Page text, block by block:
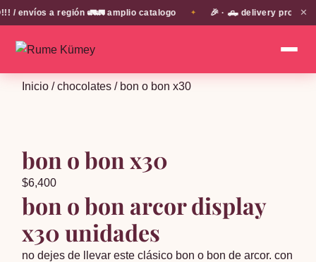
/ envíos a región 🚛🚛 amplio catalogo 🎉 · 🛻 delivery propio en
✕
Inicio /chocolates / bon o bon x30
bon o bon x30
$6,400
bon o bon arcor display
x30 unidades
no dejes de llevar este clásico bon o bon de arcor. con